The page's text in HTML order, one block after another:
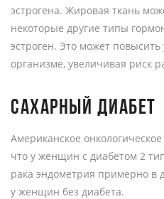
эстрогена. Жировая ткань
некоторые другие типы
эстроген. Это может повысить
организме, увеличивая риск
САХАРНЫЙ ДИАБЕТ
Американское
что у женщин с диабетом 2
рака эндометрия примерно в
у женщин без диабета.